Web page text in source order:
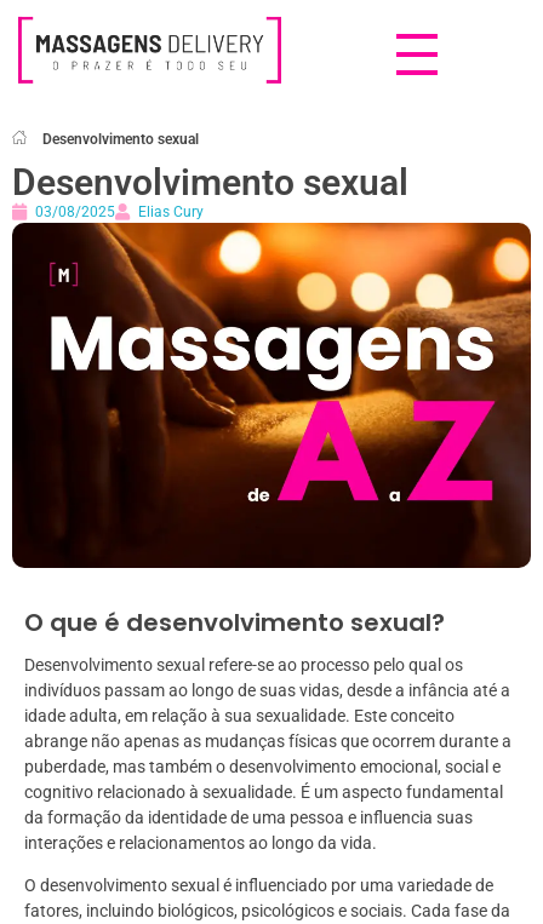
Desenvolvimento sexual
Desenvolvimento sexual
03/08/2025 Elias Cury
O que é desenvolvimento sexual?
Desenvolvimento sexual refere-se ao processo pelo qual os
indivíduos passam ao longo de suas vidas, desde a infância até a
idade adulta, em relação à sua sexualidade. Este conceito
abrange não apenas as mudanças físicas que ocorrem durante a
puberdade, mas também o desenvolvimento emocional, social e
cognitivo relacionado à sexualidade. É um aspecto fundamental
da formação da identidade de uma pessoa e influencia suas
interações e relacionamentos ao longo da vida.
O desenvolvimento sexual é influenciado por uma variedade de
fatores, incluindo biológicos, psicológicos e sociais. Cada fase da